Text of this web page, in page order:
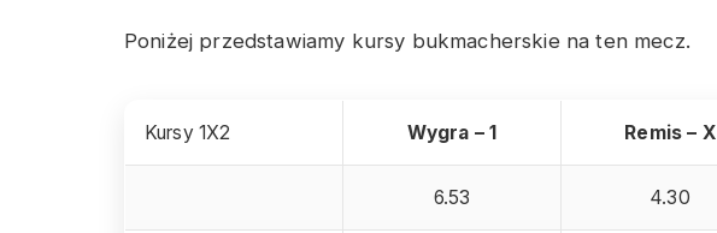
Poniżej przedstawiamy kursy bukmacherskie na ten mecz.
Kursy 1X2 Wygra – 1 Remis – X
6.53 4.30